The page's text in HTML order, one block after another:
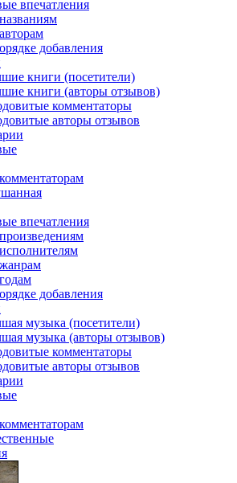
впечатления
добавления
книги (посетители)
книги (авторы отзывов)
комментаторы
авторы отзывов
впечатления
добавления
музыка (посетители)
музыка (авторы отзывов)
комментаторы
авторы отзывов